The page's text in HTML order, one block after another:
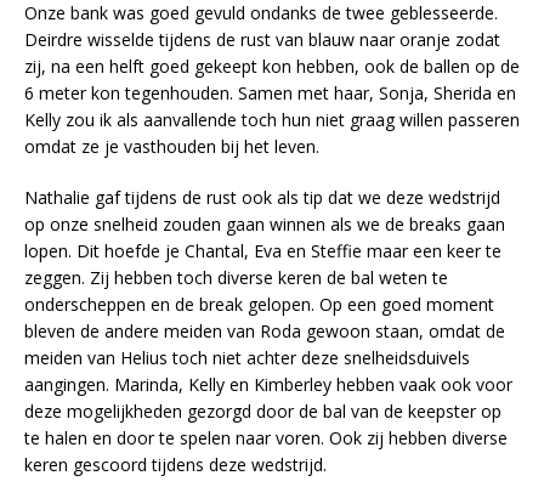
Onze bank was goed gevuld ondanks de twee geblesseerde.
Deirdre wisselde tijdens de rust van blauw naar oranje zodat
zij, na een helft goed gekeept kon hebben, ook de ballen op de
6 meter kon tegenhouden. Samen met haar, Sonja, Sherida en
Kelly zou ik als aanvallende toch hun niet graag willen passeren
omdat ze je vasthouden bij het leven.
Nathalie gaf tijdens de rust ook als tip dat we deze wedstrijd
op onze snelheid zouden gaan winnen als we de breaks gaan
lopen. Dit hoefde je Chantal, Eva en Steffie maar een keer te
zeggen. Zij hebben toch diverse keren de bal weten te
onderscheppen en de break gelopen. Op een goed moment
bleven de andere meiden van Roda gewoon staan, omdat de
meiden van Helius toch niet achter deze snelheidsduivels
aangingen. Marinda, Kelly en Kimberley hebben vaak ook voor
deze mogelijkheden gezorgd door de bal van de keepster op
te halen en door te spelen naar voren. Ook zij hebben diverse
keren gescoord tijdens deze wedstrijd.